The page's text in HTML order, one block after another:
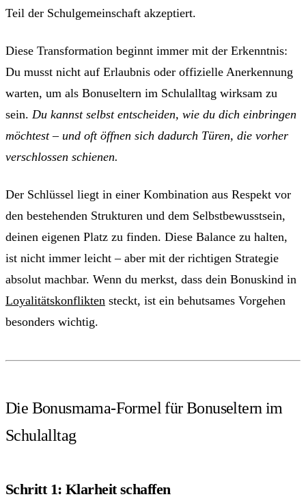
Teil der Schulgemeinschaft akzeptiert.
Diese Transformation beginnt immer mit der Erkenntnis:
Du musst nicht auf Erlaubnis oder offizielle Anerkennung
warten, um als Bonuseltern im Schulalltag wirksam zu
sein. Du kannst selbst entscheiden, wie du dich einbringen
möchtest – und oft öffnen sich dadurch Türen, die vorher
verschlossen schienen.
Der Schlüssel liegt in einer Kombination aus Respekt vor
den bestehenden Strukturen und dem Selbstbewusstsein,
deinen eigenen Platz zu finden. Diese Balance zu halten,
ist nicht immer leicht – aber mit der richtigen Strategie
absolut machbar. Wenn du merkst, dass dein Bonuskind in
Loyalitätskonflikten steckt, ist ein behutsames Vorgehen
besonders wichtig.
Die Bonusmama-Formel für Bonuseltern im
Schulalltag
Schritt 1: Klarheit schaffen